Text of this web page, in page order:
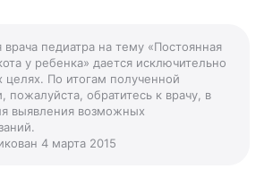
врача педиатра на тему «Постоянная
у ребенка» дается исключительно
целях. По итогам полученной
пожалуйста, обратитесь к врачу, в
выявления возможных
4 марта 2015